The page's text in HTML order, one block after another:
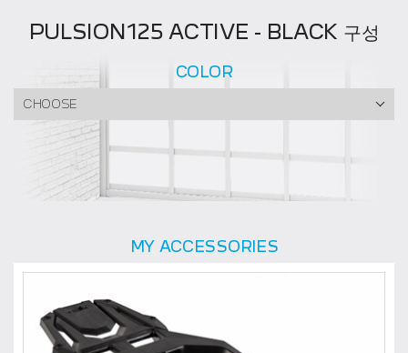
PULSION125 ACTIVE - BLACK 구성
COLOR
CHOOSE
MY ACCESSORIES